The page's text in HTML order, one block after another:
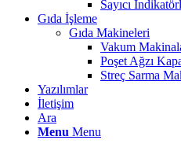
Sayıcı
Gıda İşleme
Gıda Makineleri
Vakum
Poşet Ağzı
Streç Sarma
Yazılımlar
İletişim
Ara
Menu Menu